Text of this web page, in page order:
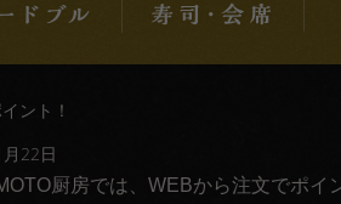
ント！
22日
厨房では、 WEBから注文でポイ